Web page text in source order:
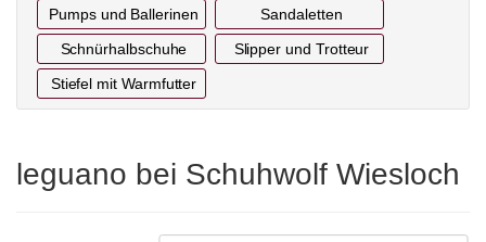
Pumps und Ballerinen Sandaletten
Schnürhalbschuhe Slipper und Trotteur
Stiefel mit Warmfutter
leguano bei Schuhwolf Wiesloch